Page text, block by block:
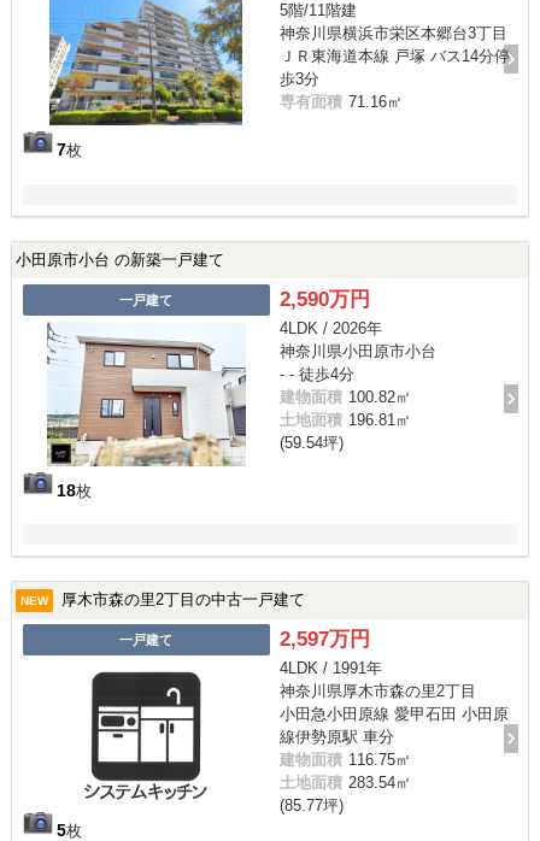
7枚
5階/11階建
神奈川県横浜市栄区本郷台3丁目
ＪＲ東海道本線 戸塚 バス14分停
歩3分
専有面積 71.16㎡
小田原市小台 の新築一戸建て
一戸建て
18枚
2,590万円
4LDK / 2026年
神奈川県小田原市小台
- - 徒歩4分
建物面積 100.82㎡
土地面積 196.81㎡
(59.54坪)
NEW 厚木市森の里2丁目の中古一戸建て
一戸建て
5枚
2,597万円
4LDK / 1991年
神奈川県厚木市森の里2丁目
小田急小田原線 愛甲石田 小田原
線伊勢原駅 車分
建物面積 116.75㎡
土地面積 283.54㎡
(85.77坪)